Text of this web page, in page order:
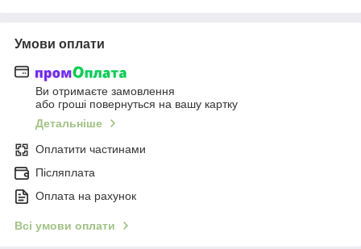
Умови оплати
Ви отримаєте замовлення
або гроші повернуться на вашу картку
Детальніше
Оплатити частинами
Післяплата
Оплата на рахунок
Всі умови оплати